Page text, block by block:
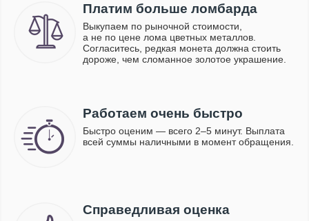
Платим больше ломбарда
Выкупаем по рыночной стоимости,
а не по цене лома цветных металлов.
Согласитесь, редкая монета должна стоить
дороже, чем сломанное золотое украшение.
Работаем очень быстро
Быстро оценим — всего 2–5 минут. Выплата
всей суммы наличными в момент обращения.
Справедливая оценка